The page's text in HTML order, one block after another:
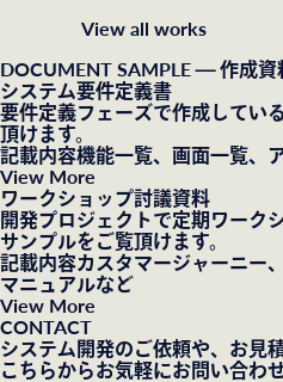
View all works
DOCUMENT SAMPLE— 作成資
システム要件定義書
要件定義フェーズで作成してい
頂けます。
記載内容機能一覧、画面一覧、
View More
ワークショップ討議資料
開発プロジェクトで定期ワーク
サンプルをご覧頂けます。
記載内容カスタマージャーニー
マニュアルなど
View More
CONTACT
システム開発のご依頼や、お見
こちらからお気軽にお問い合わ